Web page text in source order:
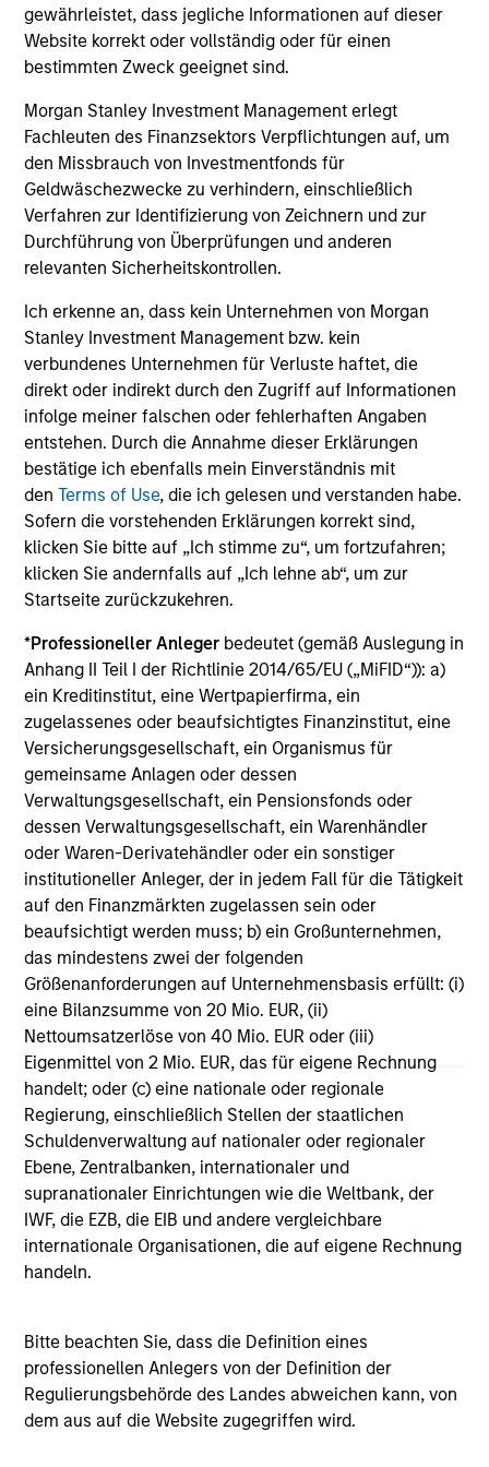
gewährleistet, dass jegliche Informationen auf dieser
Website korrekt oder vollständig oder für einen
bestimmten Zweck geeignet sind.
Morgan Stanley Investment Management erlegt
Fachleuten des Finanzsektors Verpflichtungen auf, um
den Missbrauch von Investmentfonds für
Geldwäschezwecke zu verhindern, einschließlich
Verfahren zur Identifizierung von Zeichnern und zur
Durchführung von Überprüfungen und anderen
relevanten Sicherheitskontrollen.
Ich erkenne an, dass kein Unternehmen von Morgan
Stanley Investment Management bzw. kein
verbundenes Unternehmen für Verluste haftet, die
direkt oder indirekt durch den Zugriff auf Informationen
infolge meiner falschen oder fehlerhaften Angaben
entstehen. Durch die Annahme dieser Erklärungen
bestätige ich ebenfalls mein Einverständnis mit
denTerms of Use, die ich gelesen und verstanden habe.
Sofern die vorstehenden Erklärungen korrekt sind,
klicken Sie bitte auf „Ich stimme zu“, um fortzufahren;
klicken Sie andernfalls auf „Ich lehne ab“, um zur
Startseite zurückzukehren.
*Professioneller Anleger bedeutet (gemäß Auslegung in
Anhang II Teil I der Richtlinie 2014/65/EU („MiFID“)): a)
ein Kreditinstitut, eine Wertpapierfirma, ein
zugelassenes oder beaufsichtigtes Finanzinstitut, eine
Versicherungsgesellschaft, ein Organismus für
gemeinsame Anlagen oder dessen
Verwaltungsgesellschaft, ein Pensionsfonds oder
dessen Verwaltungsgesellschaft, ein Warenhändler
oder Waren-Derivatehändler oder ein sonstiger
institutioneller Anleger, der in jedem Fall für die Tätigkeit
auf den Finanzmärkten zugelassen sein oder
beaufsichtigt werden muss; b) ein Großunternehmen,
das mindestens zwei der folgenden
Größenanforderungen auf Unternehmensbasis erfüllt: (i)
eine Bilanzsumme von 20 Mio. EUR, (ii)
Nettoumsatzerlöse von 40 Mio. EUR oder (iii)
Eigenmittel von 2 Mio. EUR, das für eigene Rechnung
handelt; oder (c) eine nationale oder regionale
Regierung, einschließlich Stellen der staatlichen
Schuldenverwaltung auf nationaler oder regionaler
Ebene, Zentralbanken, internationaler und
supranationaler Einrichtungen wie die Weltbank, der
IWF, die EZB, die EIB und andere vergleichbare
internationale Organisationen, die auf eigene Rechnung
handeln.
Bitte beachten Sie, dass die Definition eines
professionellen Anlegers von der Definition der
Regulierungsbehörde des Landes abweichen kann, von
dem aus auf die Website zugegriffen wird.
und der Rücknahme von Anteilen anfallen, werden nicht
berücksichtigt. Alle Performance- und Index-Daten
stammen von Morgan Stanley Investment Management
Limited („MSIM Ltd.”).
Der Wert der Anlagen und der mit ihnen erzielten Erträge
können sowohl steigen als auch fallen. Es ist daher
möglich, dass Anleger das ursprünglich investierte Kapital
nicht in voller Höhe zurückerhalten.
Die Performance versteht sich nach Abzug der Gebühren.
Die Angaben zur Performance des laufenden Jahres sind
nicht annualisiert. Die Performance von anderen
Anteilsklassen (sofern angeboten) kann abweichen. Setzen
sowie den Kosten und Gebühren des Fonds auseinander,
bevor Sie eine Anlageentscheidung treffen.
Der Einsatz von Fremdkapital erhöht die Risiken, so dass
eine relativ kleine Bewegung im Wert einer Anlage zu einer
unverhältnismäßig großen Bewegung, sowohl im negativen
als auch im positiven Sinne, im Wert dieser Anlage und
damit auch im Wert des Fonds führen kann.
Die auf dieser Webseite verfügbaren Unterlagen beziehen
sich auf mehrere Teilfonds der Morgan Stanley Investment
Management Funds-Reihe. Bitte beachten Sie, dass nicht
alle Teilfonds in allen Ländern verfügbar sind und Teilfonds
nicht für Personen mit Wohnsitz in Ländern verfügbar sind,
in denen die Weitergabe bzw. Verfügbarkeit des Materials
zuwiderlaufen würde.
Je höher die Kategorie (1-7), desto höher ist der mögliche
Ertrag, aber auch das Risiko, den ursprünglich angelegten
Betrag zu verlieren. Kategorie 1 bedeutet nicht, dass es sich
um eine risikofreie Anlage handelt. Bitte beachten Sie die
BasisInformationsBlatt („BIB“) des Fonds unter Ressourcen,
die Risikoeinstufungen und -hinweise für die einzelnen
Anlageklassen enthalten.
DasMorningstar Rating™(Sterne-Rating) für Fonds wird
für Vermögensverwaltungsprodukte (wie Investmentfonds,
Variable-Annuity- und Variable-Life-Unterkonten (variable
Renten- und Lebensversicherung), börsennotierte Fonds,
geschlossene Fonds und separate Konten) berechnet, die
seit mindestens drei Jahren existieren. Börsennotierte
Fonds und offene Investmentfonds werden zu
Vergleichszwecken zu einer Kategorie zusammengefasst.
Das Rating wird anhand der Morningstar Risk-Adjusted
Return (MRAR) berechnet, eine Kennzahl, die die
Schwankungen der monatlichen Überschussrendite eines
verwalteten Produkts berücksichtigt. Dabei wird
besonderes Gewicht auf die negativen
Performanceschwankungen und eine beständige
Wertentwicklung gelegt. Die besten 10% der Produkte in
jeder Kategorie erhalten 5 Sterne, die nächsten 22,5% 4
Sterne, die nächsten 35% 3 Sterne, die nächsten 22,5% 2
Sterne und die unteren 10% 1 Stern. Das Morningstar-
Gesamtrating für ein verwaltetes Produkt ergibt sich aus
dem gewichteten Durchschnitt der Morningstar-Ratings
über drei, fünf und zehn Jahre (sofern vorhanden). Die
Gewichtungen sind: 100% Drei-Jahres-Rating für
119 Monaten und 50% Zehn-Jahres-Rating/30% Fünf-
Jahres-Rating/20% Drei-Jahres-Rating für Gesamtrenditen
von mindestens 120 Monaten. Zwar scheint die Formel für
das Zehn-Jahres-Gesamtrating den Zehn-Jahres-Zeitraum
am stärksten zu gewichten, jedoch wirkt sich der jüngste